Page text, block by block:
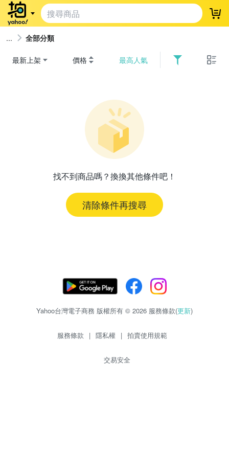
登
全部分類
最新上架 價格 最高人氣
找不到商品嗎？換換其他條件吧！
清除條件再搜尋
Yahoo台灣電子商務 版權所有 © 2026 服務條款(更新)
服務條款 | 隱私權 | 拍賣使用規範
交易安全